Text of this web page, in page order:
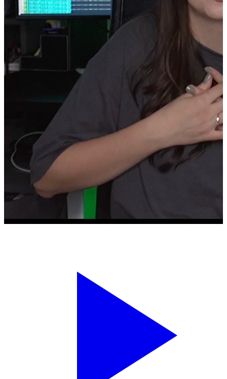
Placă de bază Raspberry Pi 4, Kit de start